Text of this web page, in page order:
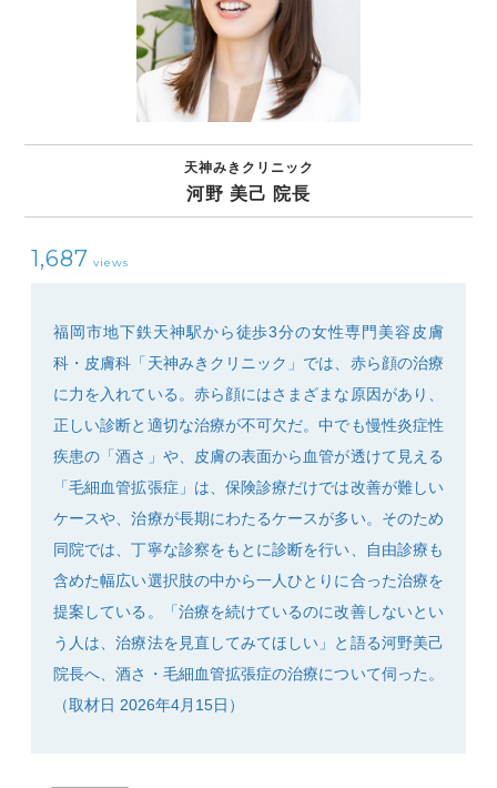
天神みきクリニック
河野 美己 院長
1,687 views
福岡市地下鉄天神駅から徒歩3分の女性専門美容皮膚
科・皮膚科「天神みきクリニック」では、赤ら顔の治療
に力を入れている。赤ら顔にはさまざまな原因があり、
正しい診断と適切な治療が不可欠だ。中でも慢性炎症性
疾患の「酒さ」や、皮膚の表面から血管が透けて見える
「毛細血管拡張症」は、保険診療だけでは改善が難しい
ケースや、治療が長期にわたるケースが多い。そのため
同院では、丁寧な診察をもとに診断を行い、自由診療も
含めた幅広い選択肢の中から一人ひとりに合った治療を
提案している。「治療を続けているのに改善しないとい
う人は、治療法を見直してみてほしい」と語る河野美己
院長へ、酒さ・毛細血管拡張症の治療について伺った。
（取材日 2026年4月15日）